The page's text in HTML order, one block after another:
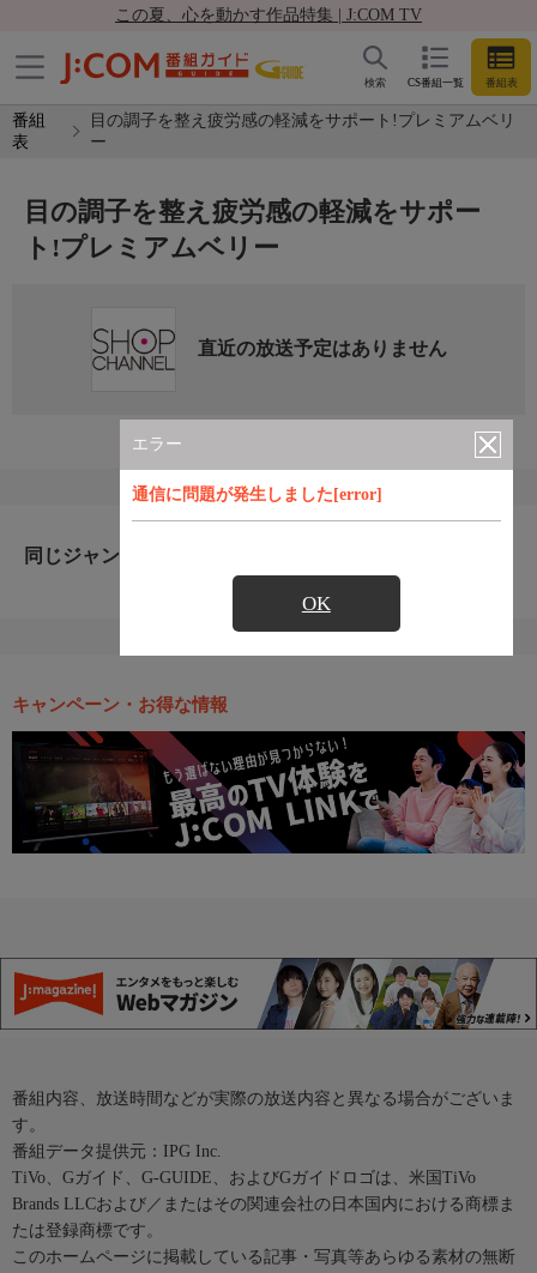
この夏、心を動かす作品特集 | J:COM TV
CS番組一覧 番組表
検索
番組
表
目の調子を整え疲労感の軽減をサポート!プレミアムベリ
ー
エラー
通信に問題が発生しました[error]
OK
目の調子を整え疲労感の軽減をサポー
ト!プレミアムベリー
直近の放送予定はありません
同じジャンルのおすすめ番組
キャンペーン・お得な情報
番組内容、放送時間などが実際の放送内容と異なる場合がございま
す。
番組データ提供元：IPG Inc.
TiVo、Gガイド、G-GUIDE、およびGガイドロゴは、米国TiVo
Brands LLCおよび／またはその関連会社の日本国内における商標ま
たは登録商標です。
このホームページに掲載している記事・写真等あらゆる素材の無断